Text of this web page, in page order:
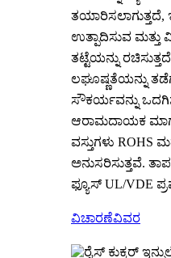
ತಯಾರಿಸಲಾಗುತ್ತದೆ,
ಉತ್ಪಾದಿಸುವ ಮತ್ತು
ತಟ್ಟೆಯನ್ನು
ಲಘೂಷ್ಣತೆಯನ್ನು
ಸೌಕರ್ಯವನ್ನು
ಆರಾಮದಾಯಕ
ವಸ್ತುಗಳು ROHS
ಅನುಸರಿಸುತ್ತವೆ.
ಫ್ಯೂಸ್ UL/VDE
ವಿಚಾರಣೆವಿವರ